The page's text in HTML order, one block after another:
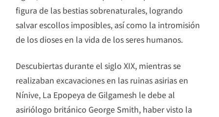
figura de las bestias sobrenaturales, logrando
salvar escollos imposibles, así como la intromisión
de los dioses en la vida de los seres humanos.
Descubiertas durante el siglo XIX, mientras se
realizaban excavaciones en las ruinas asirias en
Nínive, La Epopeya de Gilgamesh le debe al
asiriólogo británico George Smith, haber visto la